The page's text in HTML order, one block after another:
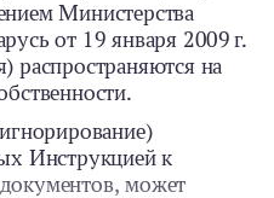
Министерства
от 19 января 2009 г.
на
Инструкцией к
может